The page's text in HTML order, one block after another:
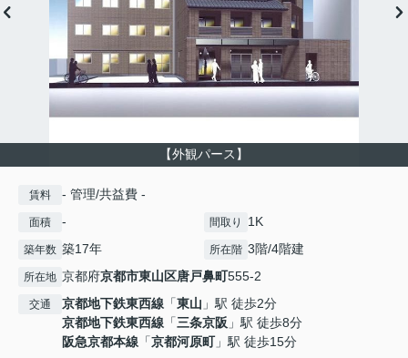
【外観パース】
賃料 - 管理/共益費 -
面積 - 間取り 1K
築年数 築17年 所在階 3階/4階建
所在地 京都府京都市東山区唐戸鼻町555-2
交通 京都地下鉄東西線 「東山 」駅 徒歩2分
京都地下鉄東西線 「三条京阪 」駅 徒歩8分
阪急京都本線 「京都河原町」駅 徒歩15分